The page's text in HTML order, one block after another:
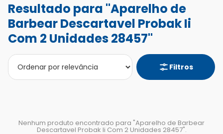
Resultado para "Aparelho de
Barbear Descartavel Probak Ii
Com 2 Unidades 28457"
Filtros
Nenhum produto encontrado para "Aparelho de Barbear
Descartavel Probak Ii Com 2 Unidades 28457".